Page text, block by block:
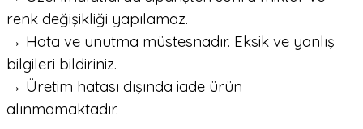
renk değişikliği yapılamaz.
→ Hata ve unutma müstesnadır. Eksik ve yanlış
bilgileri bildiriniz.
→ Üretim hatası dışında iade ürün
alınmamaktadır.